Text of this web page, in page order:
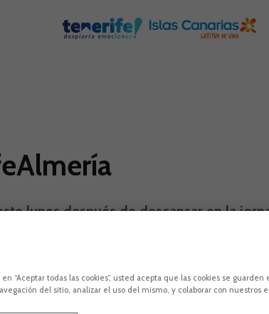
lunes después de descansar en la
antes de recibir a la UD Almería (sábado
“Aceptar todas las cookies”, usted acepta que las cookies se guarden
del sitio, analizar el uso del mismo, y colaborar con nuestros